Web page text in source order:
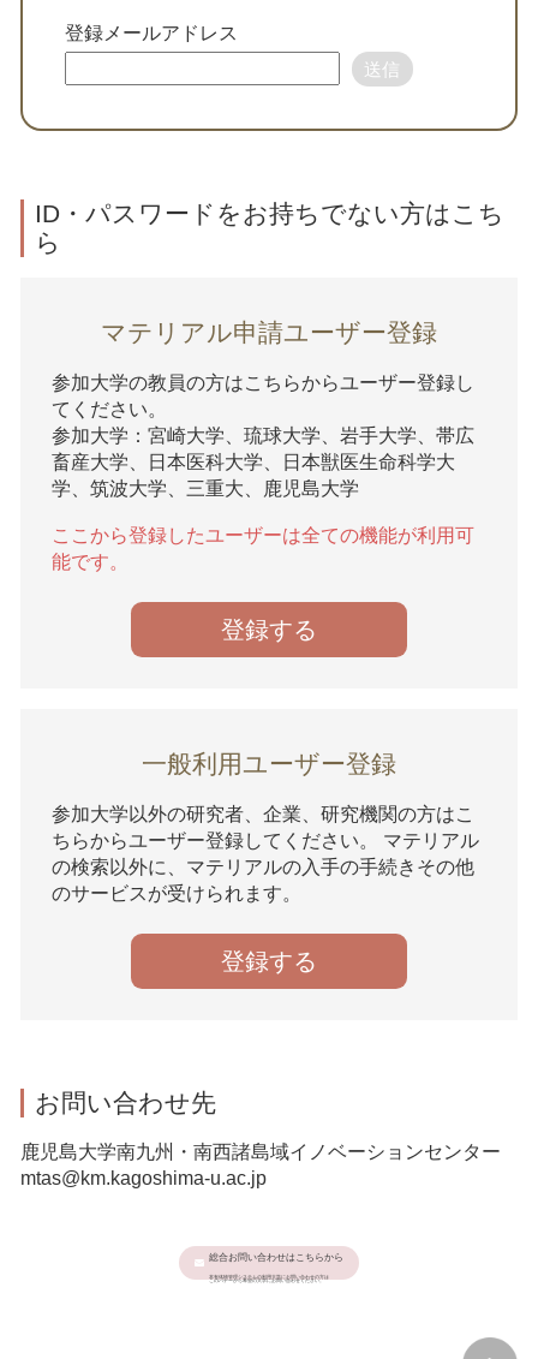
登録メールアドレス
送信
ID・パスワードをお持ちでない方はこち
ら
マテリアル申請ユーザー登録
参加大学の教員の方はこちらからユーザー登録し
てください。
参加大学：宮崎大学、琉球大学、岩手大学、帯広
畜産大学、日本医科大学、日本獣医生命科学大
学、筑波大学、三重大、鹿児島大学
ここから登録したユーザーは全ての機能が利用可
能です。
登録する
一般利用ユーザー登録
参加大学以外の研究者、企業、研究機関の方はこ
ちらからユーザー登録してください。 マテリアル
の検索以外に、マテリアルの入手の手続きその他
のサービスが受けられます。
登録する
お問い合わせ先
鹿児島大学南九州・南西諸島域イノベーションセンター
mtas@km.kagoshima-u.ac.jp
総合お問い合わせはこちらから
本有体物管理システムの利用大学にお問い合わせの方は
このバナーから希望の大学にお問い合わせください。